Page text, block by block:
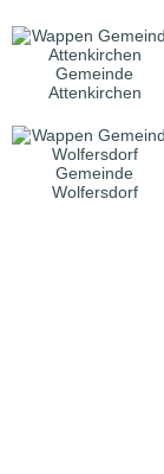
Gemeinde
Attenkirchen
Gemeinde
Wolfersdorf